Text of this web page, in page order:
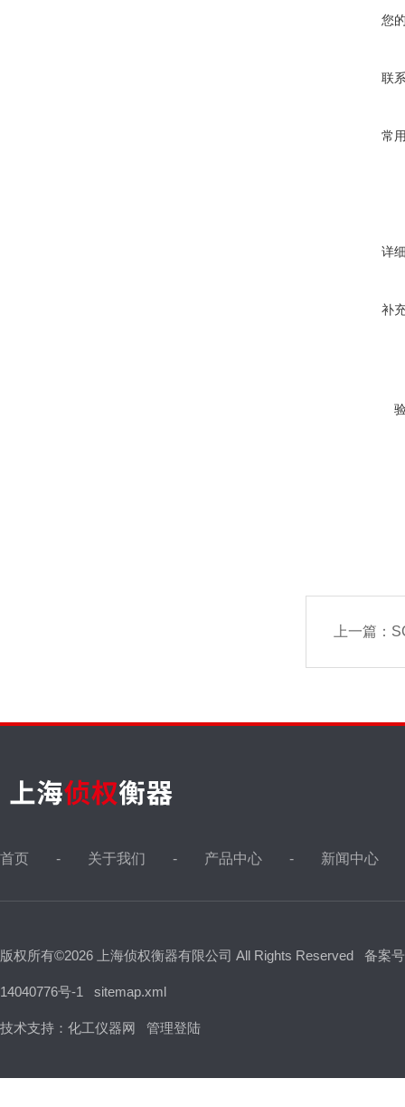
您
联
常
详
补
上一篇：
首页 关于我们 产品中心 新闻中心
版权所有©2026 上海侦权衡器有限公司 All Rights Reserved 备案
14040776号-1 sitemap.xml
技术支持： 化工仪器网 管理登陆